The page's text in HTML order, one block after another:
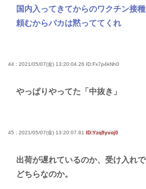
国内入ってきてからのワクチン接
頼むからバカは黙っててくれ
44 : 2021/05/07(金) 13:20:04.26 ID:Fx7p4kNh0
やっぱりやってた「中抜き」
45 : 2021/05/07(金) 13:20:07.81 ID:Yzq9yvoj0
出荷が遅れているのか、受け入れで
どちらなのか。